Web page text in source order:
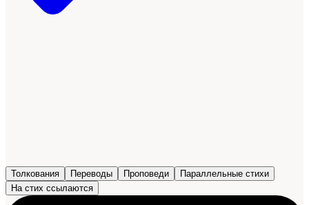
Толкования Переводы Проповеди
Параллельные стихи
На стих ссылаются